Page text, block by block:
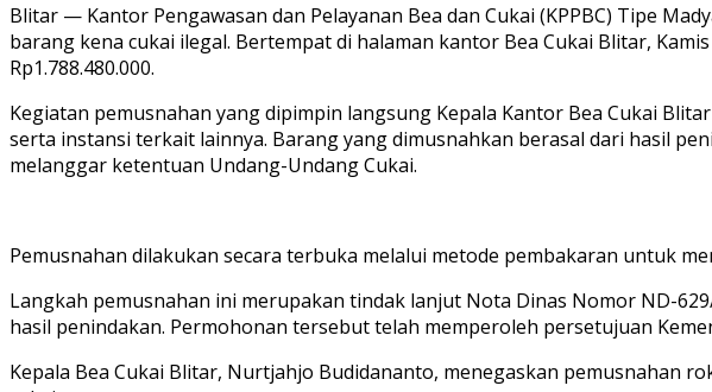
Blitar — Kantor Pengawasan dan Pelayanan Bea dan Cukai (KPPBC) Tipe
barang kena cukai ilegal. Bertempat di halaman kantor Bea Cukai Blitar,
Rp1.788.480.000.
Kegiatan pemusnahan yang dipimpin langsung Kepala Kantor Bea Cukai
serta instansi terkait lainnya. Barang yang dimusnahkan berasal dari hasil
melanggar ketentuan Undang-Undang Cukai.
Pemusnahan dilakukan secara terbuka melalui metode pembakaran untuk
Langkah pemusnahan ini merupakan tindak lanjut Nota Dinas Nomor ND-
hasil penindakan. Permohonan tersebut telah memperoleh persetujuan
Kepala Bea Cukai Blitar, Nurtjahjo Budidananto, menegaskan pemusnahan